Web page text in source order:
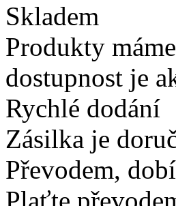
Skladem
Produkty
dostupnost je
Rychlé dodání
Zásilka je
Převodem,
Plaťte